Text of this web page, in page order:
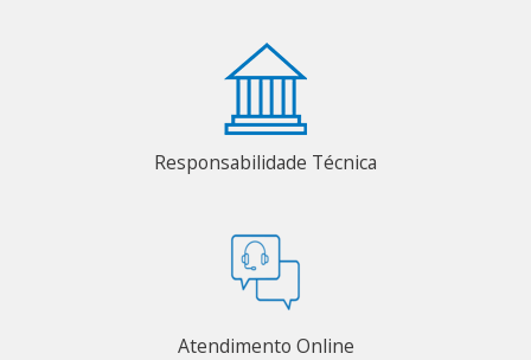
Responsabilidade Técnica
Atendimento Online